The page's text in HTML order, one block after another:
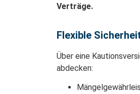
Verträge.
Flexible
Über eine
abdecken: